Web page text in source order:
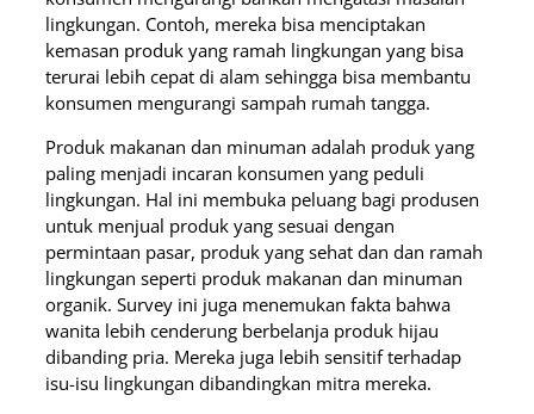
lingkungan. Contoh, mereka bisa menciptakan
kemasan produk yang ramah lingkungan yang bisa
terurai lebih cepat di alam sehingga bisa membantu
konsumen mengurangi sampah rumah tangga.
Produk makanan dan minuman adalah produk yang
paling menjadi incaran konsumen yang peduli
lingkungan. Hal ini membuka peluang bagi produsen
untuk menjual produk yang sesuai dengan
permintaan pasar, produk yang sehat dan dan ramah
lingkungan seperti produk makanan dan minuman
organik. Survey ini juga menemukan fakta bahwa
wanita lebih cenderung berbelanja produk hijau
dibanding pria. Mereka juga lebih sensitif terhadap
isu-isu lingkungan dibandingkan mitra mereka.